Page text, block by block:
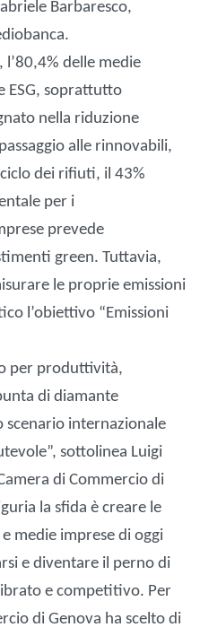
Barbaresco,
delle medie
ESG, soprattutto
nella riduzione
alle rinnovabili,
dei rifiuti, il 43%
per i
prevede
green. Tuttavia,
le proprie emissioni
l’obiettivo “Emissioni
per produttività,
di diamante
internazionale
sottolinea Luigi
di Commercio di
la sfida è creare le
medie imprese di oggi
e diventare il perno di
e competitivo. Per
di Genova ha scelto di